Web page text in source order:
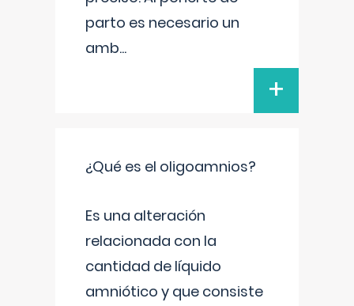
parto es necesario un
amb...
+
¿Qué es el oligoamnios?
Es una alteración
relacionada con la
cantidad de líquido
amniótico y que consiste